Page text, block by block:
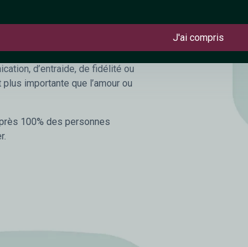
J'ai compris
social est un facteur vital pour
personnel. Cependant,
chose difficile à cause d’une
simplement vous ne connaissez
d’entraide, de fidélité ou
importante que l’amour ou
100% des personnes